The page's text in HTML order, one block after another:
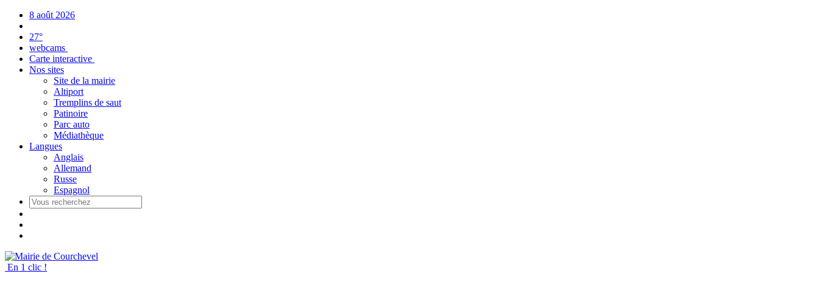
8 août 2026
27°
webcams
Carte interactive
Nos sites
Site de la mairie
Altiport
Tremplins de saut
Patinoire
Parc auto
Médiathèque
Langues
Anglais
Allemand
Russe
Espagnol
En 1 clic !